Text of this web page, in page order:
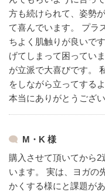
方も続けられて、姿勢
て喜んでいます。
プラ
ちよく肌触りが良いです
げてしまって困ってい
が立派で大喜びです。
をしながら立ってする
本当にありがとうござい
M・K 様
購入させて頂いてから
います。
実は、ヨガの
かくする様にと課題があ